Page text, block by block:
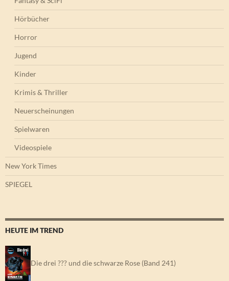
Hörbücher
Horror
Jugend
Kinder
Krimis & Thriller
Neuerscheinungen
Spielwaren
Videospiele
New York Times
SPIEGEL
HEUTE IM TREND
Die drei ??? und die schwarze Rose (Band 241)